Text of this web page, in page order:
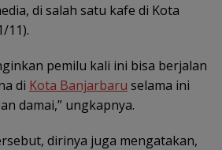
di salah satu kafe di Kota
11).
pemilu kali ini bisa berjalan
di Kota Banjarbaru selama ini
damai,” ungkapnya.
dirinya juga mengatakan,